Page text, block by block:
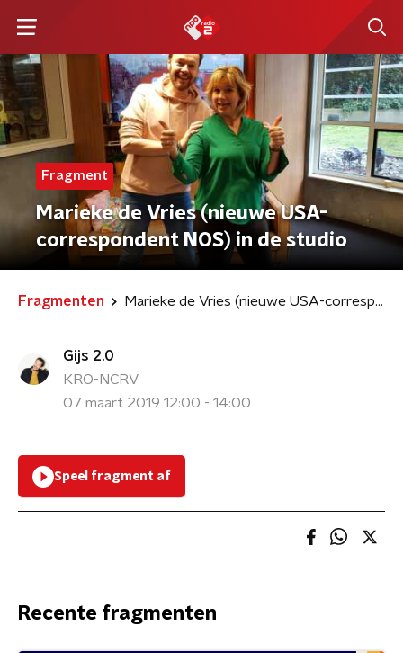
Fragment
Marieke de Vries (nieuwe USA-
correspondent NOS) in de studio
Fragmenten Marieke de Vries (nieuwe USA-correspondent NOS) in de studio
Gijs 2.0
KRO-NCRV
07 maart 2019 12:00 - 14:00
Speel fragment af
Recente fragmenten